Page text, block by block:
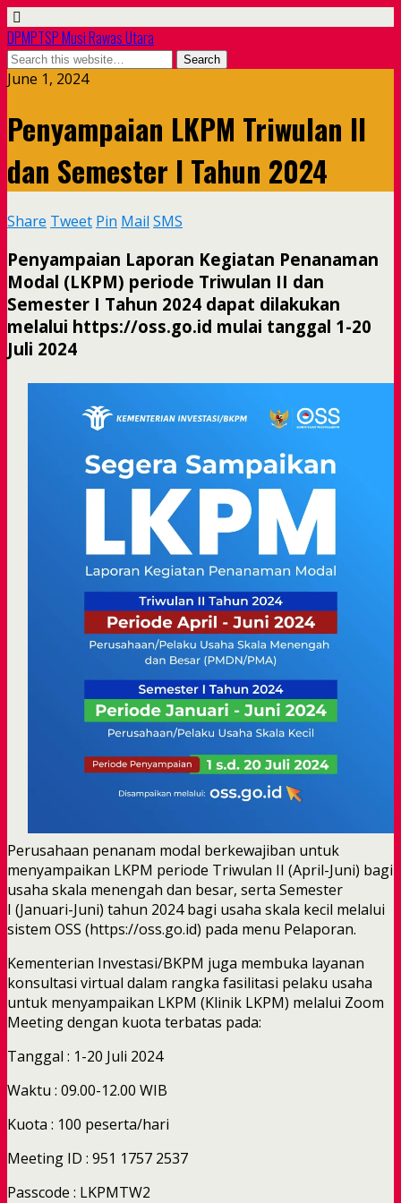
DPMPTSP Musi Rawas Utara
June 1, 2024
Penyampaian LKPM Triwulan II
dan Semester I Tahun 2024
Share Tweet Pin Mail SMS
Penyampaian Laporan Kegiatan Penanaman
Modal (LKPM) periode Triwulan II dan
Semester I Tahun 2024 dapat dilakukan
melalui https://oss.go.id mulai tanggal 1-20
Juli 2024
Perusahaan penanam modal berkewajiban untuk
menyampaikan LKPM periode Triwulan II (April-Juni) bagi
usaha skala menengah dan besar, serta Semester
I (Januari-Juni) tahun 2024 bagi usaha skala kecil melalui
sistem OSS (https://oss.go.id) pada menu Pelaporan.
Kementerian Investasi/BKPM juga membuka layanan
konsultasi virtual dalam rangka fasilitasi pelaku usaha
untuk menyampaikan LKPM (Klinik LKPM) melalui Zoom
Meeting dengan kuota terbatas pada:
Tanggal : 1-20 Juli 2024
Waktu : 09.00-12.00 WIB
Kuota : 100 peserta/hari
Meeting ID : 951 1757 2537
Passcode : LKPMTW2